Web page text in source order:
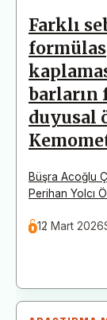
Farklı
barların
duyusal
Büşra Acoğlu
Perihan Yolcı
12 Mart 2026